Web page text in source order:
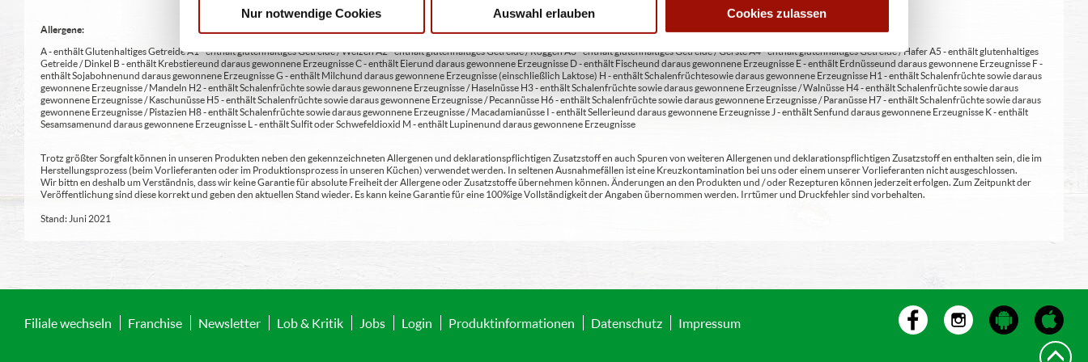
Nur notwendige Cookies Auswahl erlauben Cookies zulassen
Allergene:
A - enthält Glutenhaltiges Getreide A1 - enthält glutenhaltiges Getreide / Weizen A2 - enthält glutenhaltiges Getreide / Roggen A3 - enthält glutenhaltiges Getreide / Gerste A4 - enthält glutenhaltiges Getreide / Hafer A5 - enthält glutenhaltiges
Getreide / Dinkel B - enthält Krebstiere und daraus gewonnene Erzeugnisse C - enthält Eier und daraus gewonnene Erzeugnisse D - enthält Fische und daraus gewonnene Erzeugnisse E - enthält Erdnüsse und daraus gewonnene Erzeugnisse F -
enthält Sojabohnen und daraus gewonnene Erzeugnisse G - enthält Milch und daraus gewonnene Erzeugnisse (einschließlich Laktose) H - enthält Schalenfrüchte sowie daraus gewonnene Erzeugnisse H1 - enthält Schalenfrüchte sowie daraus
gewonnene Erzeugnisse / Mandeln H2 - enthält Schalenfrüchte sowie daraus gewonnene Erzeugnisse / Haselnüsse H3 - enthält Schalenfrüchte sowie daraus gewonnene Erzeugnisse / Walnüsse H4 - enthält Schalenfrüchte sowie daraus
gewonnene Erzeugnisse / Kaschunüsse H5 - enthält Schalenfrüchte sowie daraus gewonnene Erzeugnisse / Pecannüsse H6 - enthält Schalenfrüchte sowie daraus gewonnene Erzeugnisse / Paranüsse H7 - enthält Schalenfrüchte sowie daraus
gewonnene Erzeugnisse / Pistazien H8 - enthält Schalenfrüchte sowie daraus gewonnene Erzeugnisse / Macadamianüsse I - enthält Sellerie und daraus gewonnene Erzeugnisse J - enthält Senf und daraus gewonnene Erzeugnisse K - enthält
Sesamsamen und daraus gewonnene Erzeugnisse L - enthält Sulfit oder Schwefeldioxid M - enthält Lupinen und daraus gewonnene Erzeugnisse
Trotz größter Sorgfalt können in unseren Produkten neben den gekennzeichneten Allergenen und deklarationspflichtigen Zusatzstoff en auch Spuren von weiteren Allergenen und deklarationspflichtigen Zusatzstoff en enthalten sein, die im
Herstellungsprozess (beim Vorlieferanten oder im Produktionsprozess in unseren Küchen) verwendet werden. In seltenen Ausnahmefällen ist eine Kreuzkontamination bei uns oder einem unserer Vorlieferanten nicht ausgeschlossen.
Wir bittn en deshalb um Verständnis, dass wir keine Garantie für absolute Freiheit der Allergene oder Zusatzstoffe übernehmen können. Änderungen an den Produkten und / oder Rezepturen können jederzeit erfolgen. Zum Zeitpunkt der
Veröffentlichung sind diese korrekt und geben den aktuellen Stand wieder. Es kann keine Garantie für eine 100%ige Vollständigkeit der Angaben übernommen werden. Irrtümer und Druckfehler sind vorbehalten.
Stand: Juni 2021
Filiale wechseln Franchise Newsletter Lob & Kritik Jobs Login Produktinformationen Datenschutz Impressum